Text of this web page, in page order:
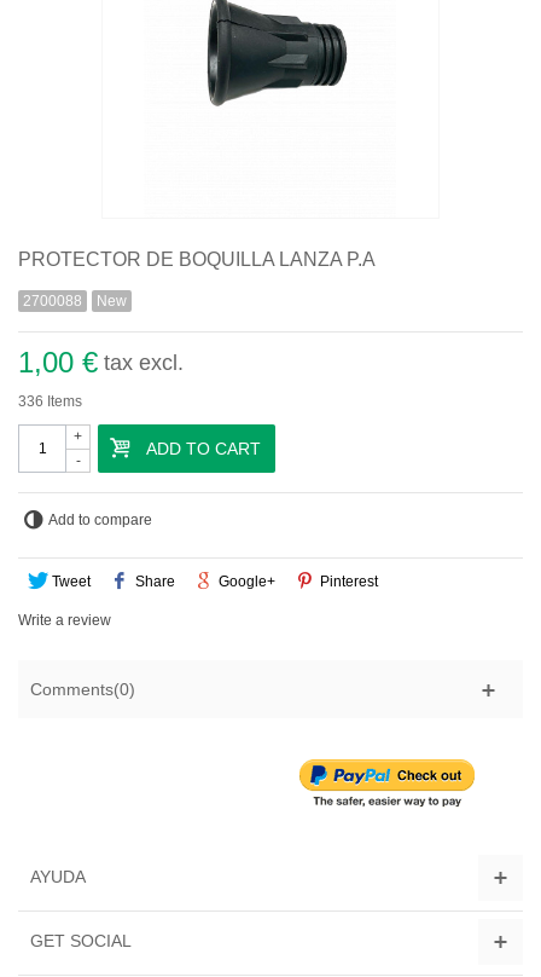
PROTECTOR DE BOQUILLA LANZA P.A
2700088 New
1,00 € tax excl.
336 Items
-
+
ADD TO CART
Add to compare
Tweet Share Google+ Pinterest
Write a review
Comments(0)
AYUDA
GET SOCIAL